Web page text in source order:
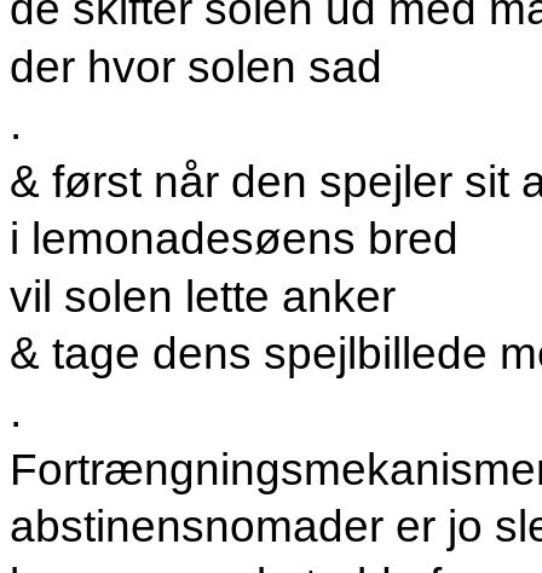
der hvor solen sad
.
& først når den spejler sit
i lemonadesøens bred
vil solen lette anker
& tage dens spejlbillede
.
abstinensnomader er jo